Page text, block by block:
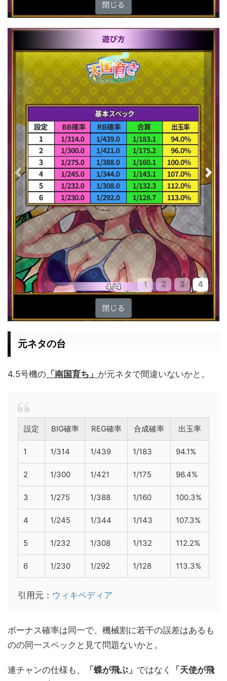
元ネタの台
4.5号機の 「南国育ち」 が元ネタで間違いないかと。
設定 BIG確率 REG確率 合成確率 出玉率
1 1/314 1/439 1/183 94.1%
2 1/300 1/421 1/175 96.4%
3 1/275 1/388 1/160 100.3%
4 1/245 1/344 1/143 107.3%
5 1/232 1/308 1/132 112.2%
6 1/230 1/292 1/128 113.3%
引用元： ウィキペディア
ボーナス確率は同一で、機械割に若干の誤差はあるも
のの同一スペックと見て問題ないかと。
連チャンの仕様も、 「蝶が飛ぶ」 ではなく
「天使が飛